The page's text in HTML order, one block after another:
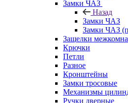
Замки ЧАЗ
Назад
Замки ЧАЗ
Замки ЧАЗ
Защелки
Крючки
Петли
Разное
Кронштейны
Замки тросовые
Механизмы
Ручки дверные